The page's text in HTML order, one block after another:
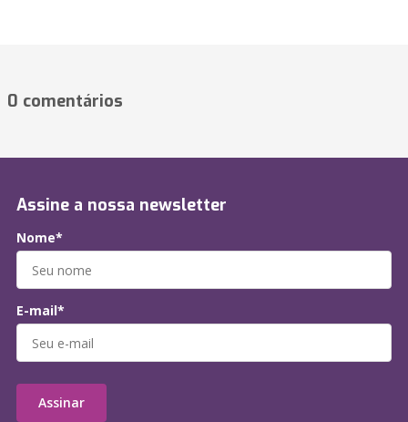
0 comentários
Assine a nossa newsletter
Nome*
E-mail*
Assinar